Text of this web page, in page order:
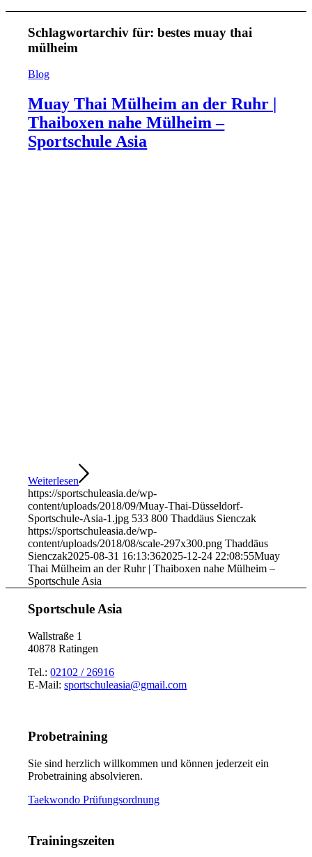
Schlagwortarchiv für:bestes muay thai
mülheim
Blog
Muay Thai Mülheim an der Ruhr |
Thaiboxen nahe Mülheim –
Sportschule Asia
Weiterlesen
https://sportschuleasia.de/wp-
content/uploads/2018/09/Muay-Thai-Düsseldorf-
Sportschule-Asia-1.jpg 533 800 Thaddäus Sienczak
https://sportschuleasia.de/wp-
content/uploads/2018/08/scale-297x300.png Thaddäus
Sienczak2025-08-31 16:13:362025-12-24 22:08:55Muay
Thai Mülheim an der Ruhr | Thaiboxen nahe Mülheim –
Sportschule Asia
Sportschule Asia
Wallstraße 1
40878 Ratingen
Tel.:02102 / 26916
E-Mail:sportschuleasia@gmail.com
Probetraining
Sie sind herzlich willkommen und können jederzeit ein
Probetraining absolvieren.
Taekwondo Prüfungsordnung
Trainingszeiten